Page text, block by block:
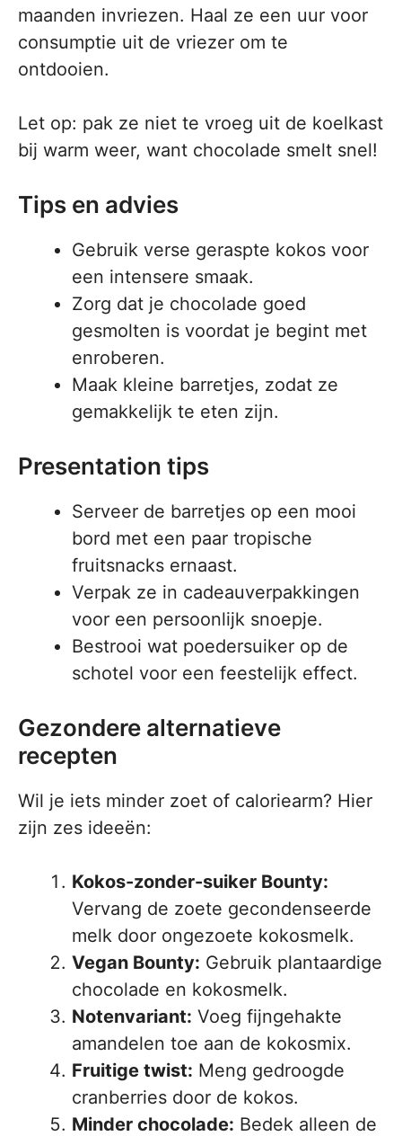
maanden invriezen. Haal ze een uur voor
consumptie uit de vriezer om te
ontdooien.
Let op: pak ze niet te vroeg uit de koelkast
bij warm weer, want chocolade smelt snel!
Tips en advies
Gebruik verse geraspte kokos voor
een intensere smaak.
Zorg dat je chocolade goed
gesmolten is voordat je begint met
enroberen.
Maak kleine barretjes, zodat ze
gemakkelijk te eten zijn.
Presentation tips
Serveer de barretjes op een mooi
bord met een paar tropische
fruitsnacks ernaast.
Verpak ze in cadeauverpakkingen
voor een persoonlijk snoepje.
Bestrooi wat poedersuiker op de
schotel voor een feestelijk effect.
Gezondere alternatieve
recepten
Wil je iets minder zoet of caloriearm? Hier
zijn zes ideeën:
Kokos-zonder-suiker Bounty:
Vervang de zoete gecondenseerde
melk door ongezoete kokosmelk.
Vegan Bounty: Gebruik plantaardige
chocolade en kokosmelk.
Notenvariant: Voeg fijngehakte
amandelen toe aan de kokosmix.
Fruitige twist: Meng gedroogde
cranberries door de kokos.
Minder chocolade: Bedek alleen de